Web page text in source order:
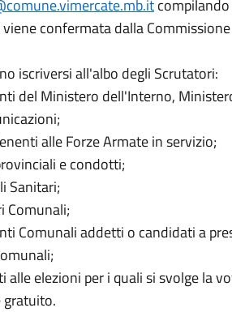
viene confermata dalla
iscriversi all'albo degli Scrutatori:
del Ministero dell'Interno,
alle Forze Armate in servizio;
e condotti;
Sanitari;
Comunali;
Comunali addetti o candidati a
alle elezioni per i quali si svolge la
gratuito.